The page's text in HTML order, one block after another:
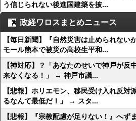
う信じられない後進国建築を披...
政経ワロスまとめニュース
【毎日新聞】『自然災害は止められない
モール熊本で被災の高校生平和...
【神対応】？「あなたのせいで神戸が反
来なくなる！」 → 神戸市議...
【悲報】ホリエモン、移民受け入れ反対
るなんて最低だ！」 → スタ...
【悲報】『宗教配慮が足りない！』へず